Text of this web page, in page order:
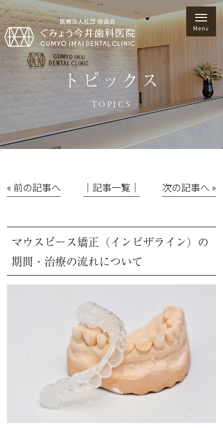
トピックス
TOPICS
« 前の記事へ │記事一覧│ 次の記事へ »
マウスピース矯正（インビザライン）の
期間・治療の流れについて